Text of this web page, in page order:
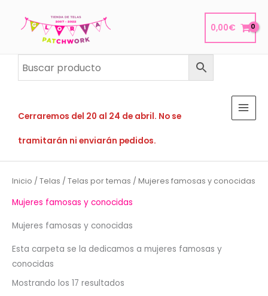
0,00€
Cerraremos del 20 al 24 de abril. No se
tramitarán ni enviarán pedidos.
Inicio / Telas / Telas por temas / Mujeres famosas y conocidas
Mujeres famosas y conocidas
Mujeres famosas y conocidas
Esta carpeta se la dedicamos a mujeres famosas y
conocidas
Mostrando los 17 resultados